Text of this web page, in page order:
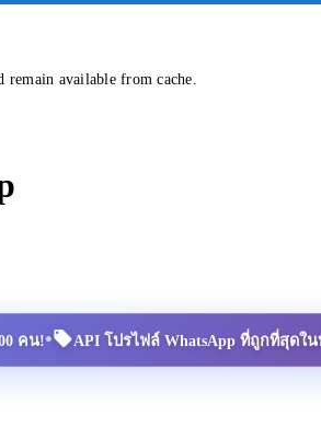
remain available from cache.
คน!• API โปรไฟล์ WhatsApp ที่ถูกที่สุดใ